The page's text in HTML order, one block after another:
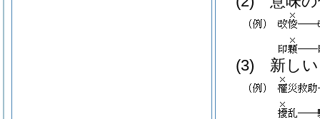
(3) 新し